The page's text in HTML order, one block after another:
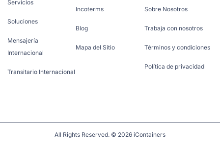
Servicios
Soluciones
Mensajería
Internacional
Transitario Internacional
Incoterms
Blog
Mapa del Sitio
Sobre Nosotros
Trabaja con nosotros
Términos y condiciones
Política de privacidad
All Rights Reserved. © 2026 iContainers